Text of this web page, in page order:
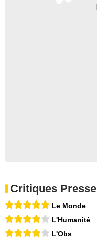
Critiques Presse
Le Monde
L'Humanité
L'Obs